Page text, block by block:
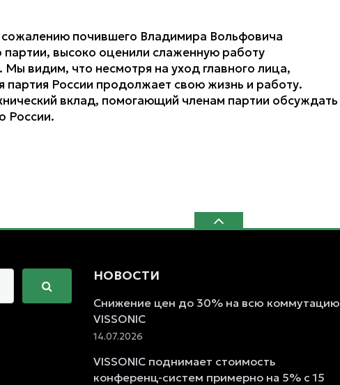
сожалению почившего Владимира Вольфовича
партии, высоко оценили слаженную работу
Мы видим, что несмотря на уход главного лица,
России продолжает свою жизнь и работу.
вклад, помогающий членам партии обсуждать
России.
НОВОСТИ
Снижение цен до 30% на всю коммутацию
VISSONIC
14.07.2026
VISSONIC поднимает стоимость
конференц-систем примерно на 5% с 15